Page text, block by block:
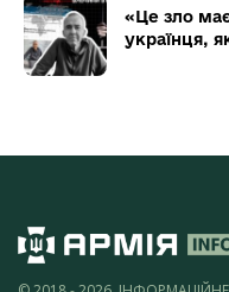
«Це зло
українця,